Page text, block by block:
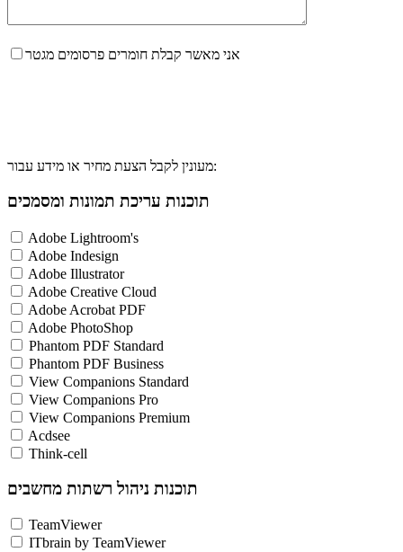
אני מאשר קבלת חומרים פרסומים מגטר
מעונין לקבל הצעת מחיר או מידע עבור:
תוכנות עריכת תמונות ומסמכים
Adobe Lightroom's
Adobe Indesign
Adobe Illustrator
Adobe Creative Cloud
Adobe Acrobat PDF
Adobe PhotoShop
Phantom PDF Standard
Phantom PDF Business
View Companions Standard
View Companions Pro
View Companions Premium
Acdsee
Think-cell
תוכנות ניהול רשתות מחשבים
TeamViewer
ITbrain by TeamViewer